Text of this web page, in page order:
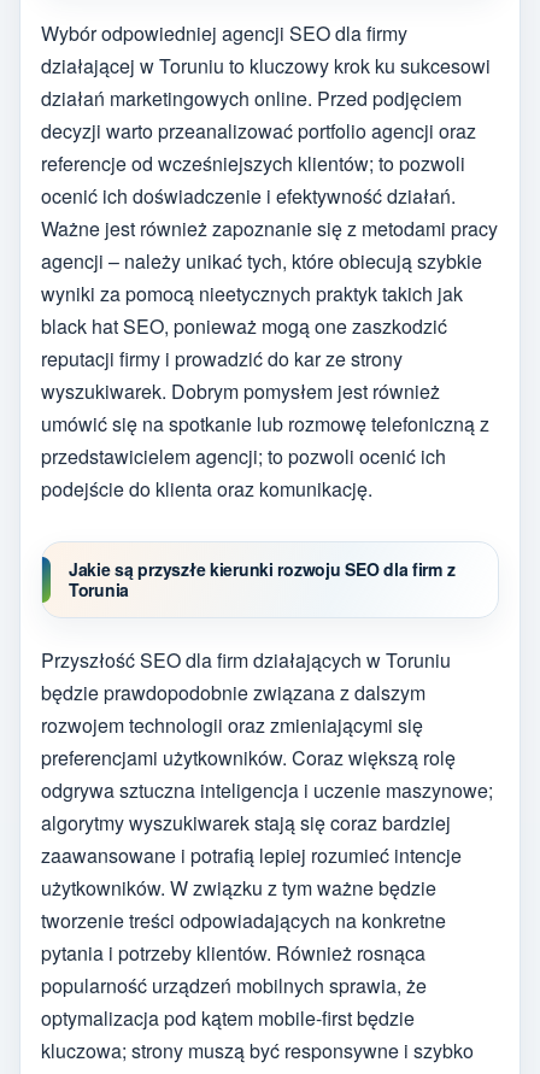
Wybór odpowiedniej agencji SEO dla firmy
działającej w Toruniu to kluczowy krok ku sukcesowi
działań marketingowych online. Przed podjęciem
decyzji warto przeanalizować portfolio agencji oraz
referencje od wcześniejszych klientów; to pozwoli
ocenić ich doświadczenie i efektywność działań.
Ważne jest również zapoznanie się z metodami pracy
agencji – należy unikać tych, które obiecują szybkie
wyniki za pomocą nieetycznych praktyk takich jak
black hat SEO, ponieważ mogą one zaszkodzić
reputacji firmy i prowadzić do kar ze strony
wyszukiwarek. Dobrym pomysłem jest również
umówić się na spotkanie lub rozmowę telefoniczną z
przedstawicielem agencji; to pozwoli ocenić ich
podejście do klienta oraz komunikację.
Jakie są przyszłe kierunki rozwoju SEO dla firm z
Torunia
Przyszłość SEO dla firm działających w Toruniu
będzie prawdopodobnie związana z dalszym
rozwojem technologii oraz zmieniającymi się
preferencjami użytkowników. Coraz większą rolę
odgrywa sztuczna inteligencja i uczenie maszynowe;
algorytmy wyszukiwarek stają się coraz bardziej
zaawansowane i potrafią lepiej rozumieć intencje
użytkowników. W związku z tym ważne będzie
tworzenie treści odpowiadających na konkretne
pytania i potrzeby klientów. Również rosnąca
popularność urządzeń mobilnych sprawia, że
optymalizacja pod kątem mobile-first będzie
kluczowa; strony muszą być responsywne i szybko